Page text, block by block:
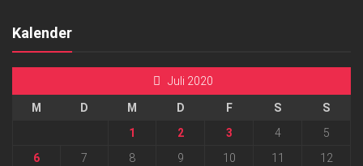
Kalender
Juli 2020
M D M D F S
S
1
2 3 4
5
6
7 8 9 10 11
12